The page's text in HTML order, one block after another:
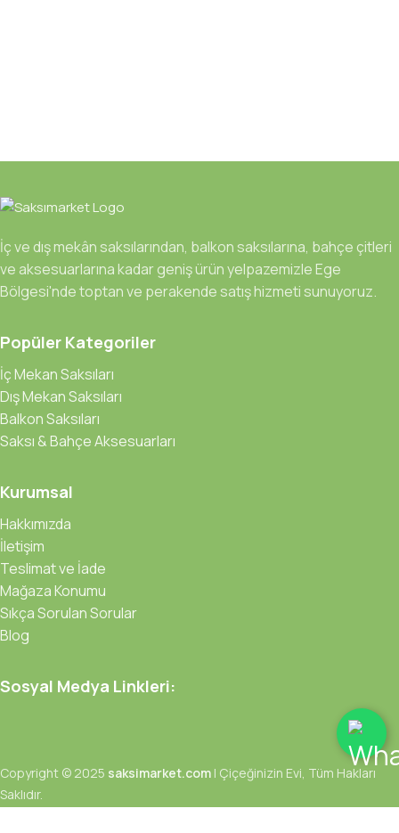
İç ve dış mekân saksılarından, balkon saksılarına, bahçe çitleri
ve aksesuarlarına kadar geniş ürün yelpazemizle Ege
Bölgesi'nde toptan ve perakende satış hizmeti sunuyoruz.
Popüler Kategoriler
İç Mekan Saksıları
Dış Mekan Saksıları
Balkon Saksıları
Saksı & Bahçe Aksesuarları
Kurumsal
Hakkımızda
İletişim
Teslimat ve İade
Mağaza Konumu
Sıkça Sorulan Sorular
Blog
Sosyal Medya Linkleri:
Copyright © 2025 saksimarket.com | Çiçeğinizin Evi, Tüm Hakları
Saklıdır.